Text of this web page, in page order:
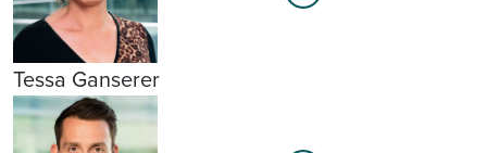
Tessa Ganserer